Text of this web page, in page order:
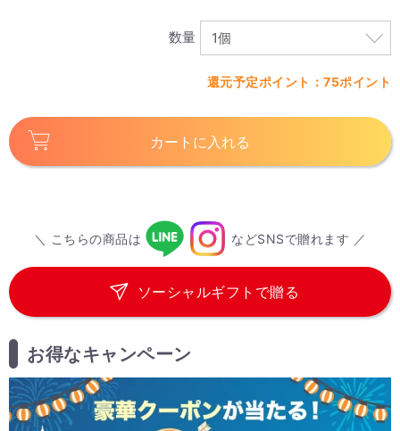
数量
還元予定ポイント：75ポイント
カートに入れる
＼ こちらの商品は などSNSで贈れます ／
ソーシャルギフトで贈る
お得なキャンペーン